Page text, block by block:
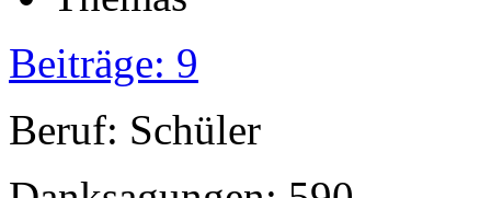
Beiträge: 9
Beruf: Schüler